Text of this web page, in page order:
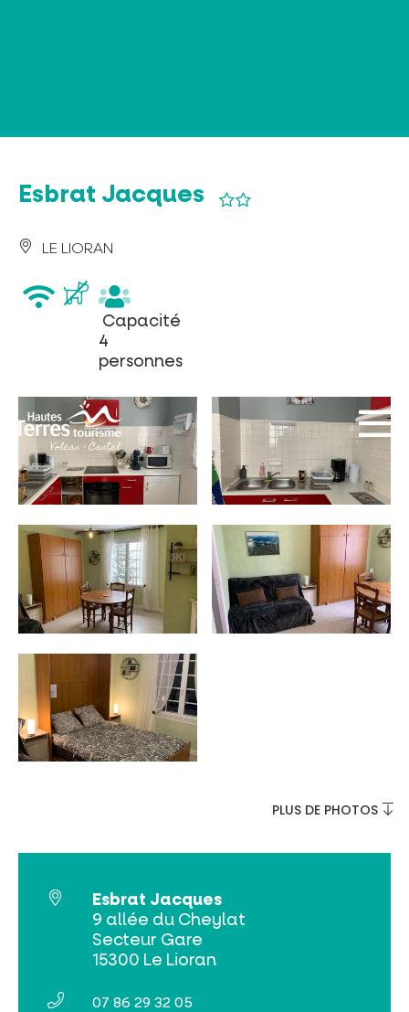
Billetterie en ligne
Tribus et groupes
INCONTOURNABLES
PLEINE NATURE
VISITES ET SAVOIR-FAIRE
AGENDA
Esbrat Jacques
LE LIORAN
wifi
Capacité
4
personnes
Capacité
4
personnes
PLUS DE PHOTOS
Esbrat Jacques
9 allée du Cheylat
Secteur Gare
15300 Le Lioran
07 86 29 32 05